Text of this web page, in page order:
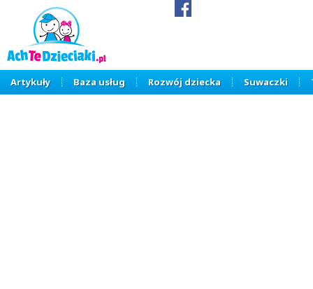
Artykuły Baza usług Rozwój dziecka Suwaczki